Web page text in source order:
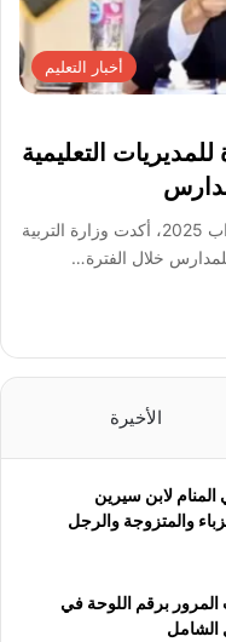
أخبار التعليم
التعليمية
قبل أسابيع من انطلاق انتخابات مجلس النواب 2025، أكدت وزارة التربية
للمدارس خلال الفترة…
الأخيرة
لابن سيرين
والمتزوجة والرجل
برقم اللوحة في